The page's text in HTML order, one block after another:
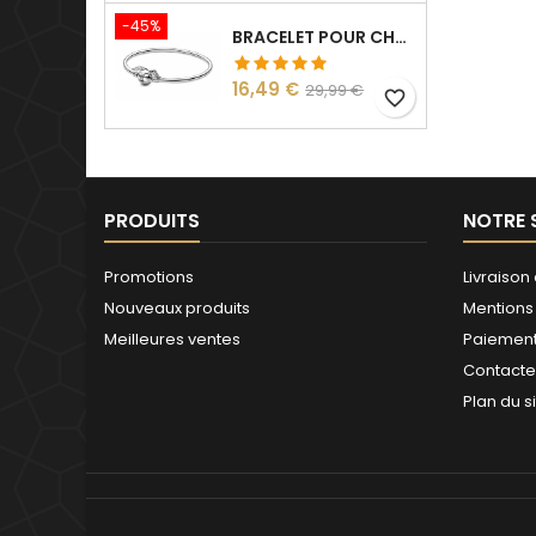
-45% BRACELET POUR CHARM ARGENT HARRY VIF D'OR
Prix
16,49 € Prix
base
29,99 € favorite_border
PRODUITS
Promotions
Nouveaux produits
Meilleures ventes
NOTRE
Plan du